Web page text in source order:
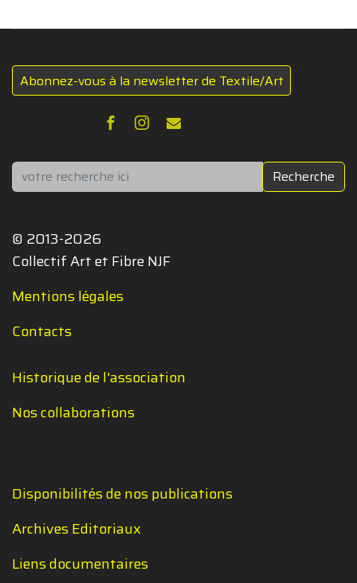
Abonnez-vous à la newsletter de Textile/Art
Rechercher Recherche
© 2013-2026
Collectif Art et Fibre NJF
Mentions légales
Contacts
Historique de l'association
Nos collaborations
Disponibilités de nos publications
Archives Editoriaux
Liens documentaires